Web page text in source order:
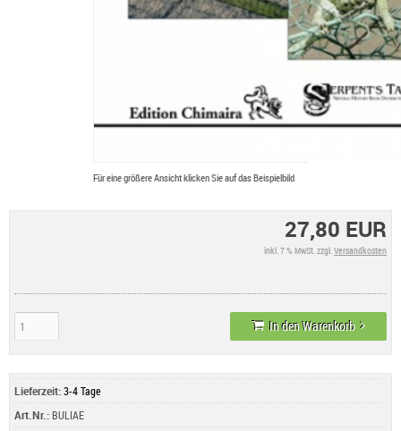
Für eine größere Ansicht klicken Sie auf das Beispielbild
27,80 EUR
inkl. 7 % MwSt. zzgl.Versandkosten
In den Warenkorb
Lieferzeit:3-4 Tage
Art.Nr.:BULIAE